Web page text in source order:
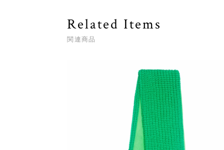
Related Items
関連商品